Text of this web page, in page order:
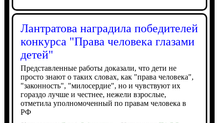
Лантратова наградила победителей
конкурса "Права человека глазами
детей"
Представленные работы доказали, что дети не
просто знают о таких словах, как "права человека",
"законность", "милосердие", но и чувствуют их
гораздо лучше и честнее, нежели взрослые,
отметила уполномоченный по правам человека в
РФ